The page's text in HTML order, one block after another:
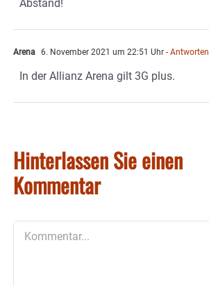
Abstand!
Arena 6. November 2021 um 22:51 Uhr - Antworten
In der Allianz Arena gilt 3G plus.
Hinterlassen Sie einen
Kommentar